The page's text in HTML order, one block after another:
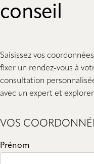
conseil
Saisissez vos
fixer un rendez-vous à
consultation
avec un expert et
VOS
Prénom